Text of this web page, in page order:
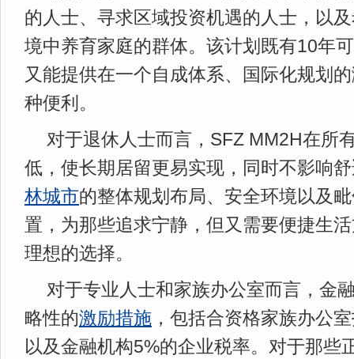
的人士、寻求区域投资机遇的人士，以
境中养育家庭的群体。该计划既有10年
又能提供在一个自成体系、国际化规划
种便利。
对于退休人士而言，SFZ MM2H在所
低，使长期居留更易实现，同时不影响
林城市的整体规划布局、安全环境以及
置，为那些追求宁静，但又需要便捷生
理想的选择。
对于专业人士和家族办公室而言，金
略性的激励措施 ，包括合资格家族办公
以及金融机构5%的企业税率。对于那些